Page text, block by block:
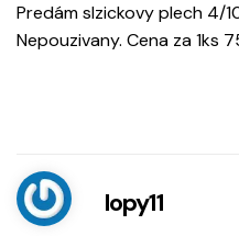
Predám slzickovy plech 4/
Nepouzivany. Cena za 1ks
lopy11